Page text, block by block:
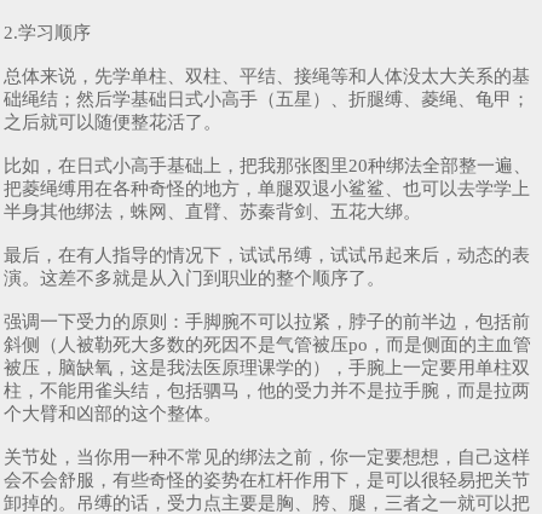
2.学习顺序
总体来说，先学单柱、双柱、平结、接绳等和人体没太大关系的基
础绳结；然后学基础日式小高手（五星）、折腿缚、菱绳、龟甲；
之后就可以随便整花活了。
比如，在日式小高手基础上，把我那张图里20种绑法全部整一遍、
把菱绳缚用在各种奇怪的地方，单腿双退小鲨鲨、也可以去学学上
半身其他绑法，蛛网、直臂、苏秦背剑、五花大绑。
最后，在有人指导的情况下，试试吊缚，试试吊起来后，动态的表
演。这差不多就是从入门到职业的整个顺序了。
强调一下受力的原则：手脚腕不可以拉紧，脖子的前半边，包括前
斜侧（人被勒死大多数的死因不是气管被压po，而是侧面的主血管
被压，脑缺氧，这是我法医原理课学的），手腕上一定要用单柱双
柱，不能用雀头结，包括驷马，他的受力并不是拉手腕，而是拉两
个大臂和凶部的这个整体。
关节处，当你用一种不常见的绑法之前，你一定要想想，自己这样
会不会舒服，有些奇怪的姿势在杠杆作用下，是可以很轻易把关节
卸掉的。吊缚的话，受力点主要是胸、胯、腿，三者之一就可以把